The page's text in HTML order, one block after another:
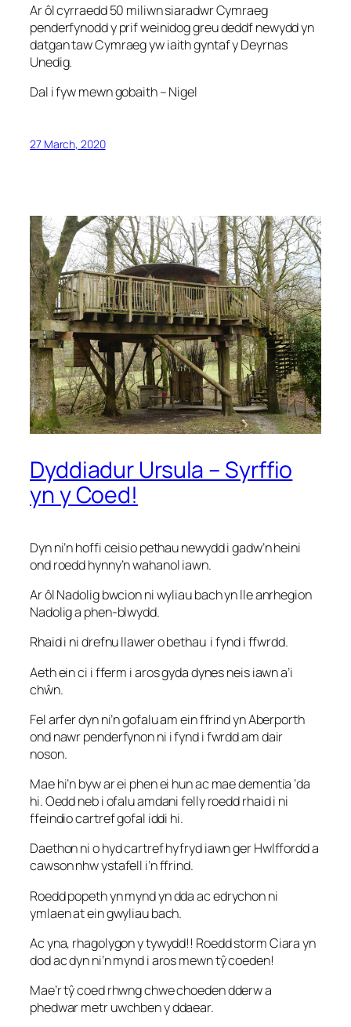
Ar ôl cyrraedd 50 miliwn siaradwr Cymraeg
penderfynodd y prif weinidog greu deddf newydd yn
datgan taw Cymraeg yw iaith gyntaf y Deyrnas
Unedig.
Dal i fyw mewn gobaith – Nigel
27 March, 2020
Dyddiadur Ursula – Syrffio
yn y Coed!
Dyn ni’n hoffi ceisio pethau newydd i gadw’n heini
ond roedd hynny’n wahanol iawn.
Ar ôl Nadolig bwcion ni wyliau bach yn lle anrhegion
Nadolig a phen-blwydd.
Rhaid i ni drefnu llawer o bethau i fynd i ffwrdd.
Aeth ein ci i fferm i aros gyda dynes neis iawn a’i
chŵn.
Fel arfer dyn ni’n gofalu am ein ffrind yn Aberporth
ond nawr penderfynon ni i fynd i fwrdd am dair
noson.
Mae hi’n byw ar ei phen ei hun ac mae dementia ‘da
hi. Oedd neb i ofalu amdani felly roedd rhaid i ni
ffeindio cartref gofal iddi hi.
Daethon ni o hyd cartref hyfryd iawn ger Hwlffordd a
cawson nhw ystafell i’n ffrind.
Roedd popeth yn mynd yn dda ac edrychon ni
ymlaen at ein gwyliau bach.
Ac yna, rhagolygon y tywydd!! Roedd storm Ciara yn
dod ac dyn ni’n mynd i aros mewn tŷ coeden!
Mae’r tŷ coed rhwng chwe choeden dderw a
phedwar metr uwchben y ddaear.